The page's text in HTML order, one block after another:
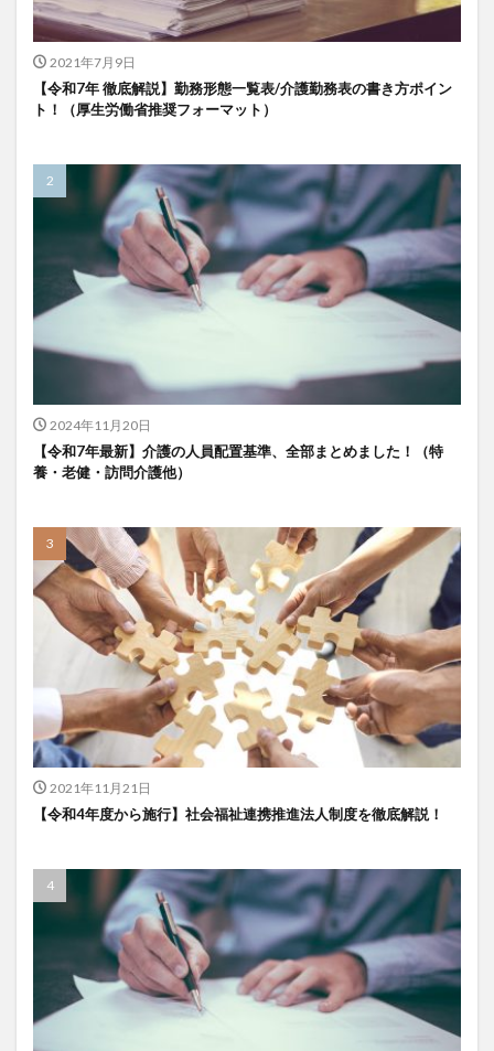
2021年7月9日
【令和7年 徹底解説】勤務形態一覧表/介護勤務表の書き方ポイン
ト！（厚生労働省推奨フォーマット）
2024年11月20日
【令和7年最新】介護の人員配置基準、全部まとめました！（特
養・老健・訪問介護他）
2021年11月21日
【令和4年度から施行】社会福祉連携推進法人制度を徹底解説！
検索